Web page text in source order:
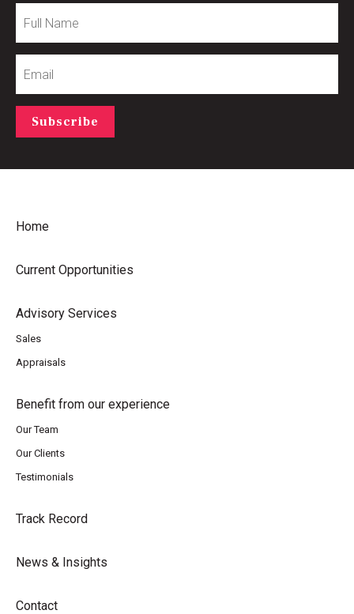
Name
Subscribe
Home
Current Opportunities
Advisory Services
Sales
Appraisals
Benefit from our experience
Our Team
Our Clients
Testimonials
Track Record
News & Insights
Contact